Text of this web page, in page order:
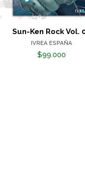
Sun-Ken Rock Vol.
IVREA ESPAÑA
$99.000